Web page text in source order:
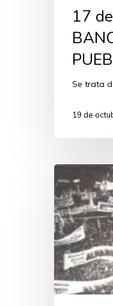
17
Se trata
19 de